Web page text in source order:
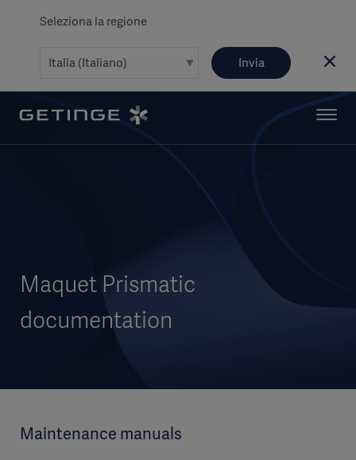
Seleziona la regione
Invia
Maquet Prismatic
documentation
Maintenance manuals